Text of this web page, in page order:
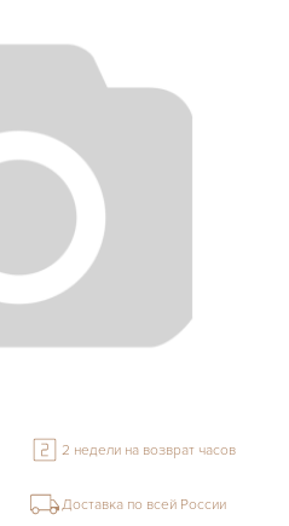
2 недели на возврат часов
Доставка по всей России